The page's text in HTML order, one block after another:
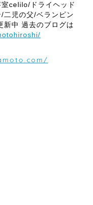
celilo/ドライヘッド
二児の父/ベランピン
新中 過去のブログは